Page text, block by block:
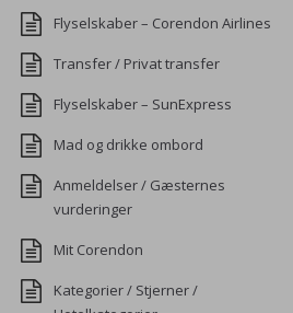
Flyselskaber – Corendon Airlines
Transfer / Privat transfer
Flyselskaber – SunExpress
Mad og drikke ombord
Anmeldelser / Gæsternes
vurderinger
Mit Corendon
Kategorier / Stjerner /